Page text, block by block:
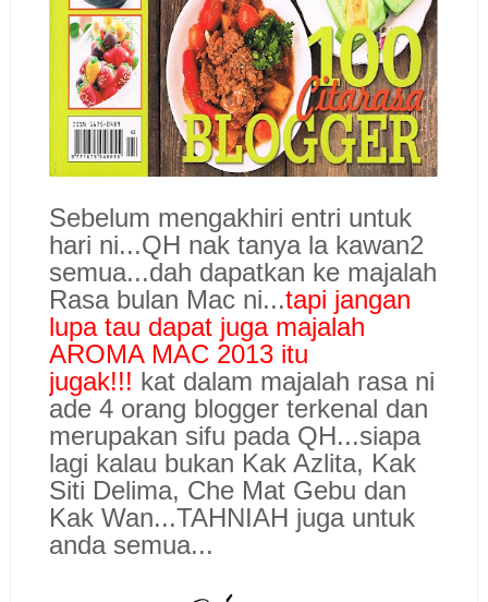
Sebelum mengakhiri entri untuk
hari ni...QH nak tanya la kawan2
semua...dah dapatkan ke majalah
Rasa bulan Mac ni...tapi jangan
lupa tau dapat juga majalah
AROMA MAC 2013 itu
jugak!!! kat dalam majalah rasa ni
ade 4 orang blogger terkenal dan
merupakan sifu pada QH...siapa
lagi kalau bukan Kak Azlita, Kak
Siti Delima, Che Mat Gebu dan
Kak Wan...TAHNIAH juga untuk
anda semua...